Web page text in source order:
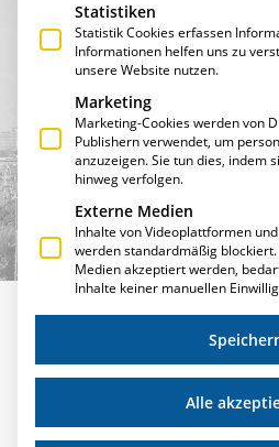
IST
IST
Statistiken
Statistik Cookies erfassen
Informationen helfen uns zu
unsere Website nutzen.
Marketing
Marketing-Cookies werden von
Publishern verwendet, um
anzuzeigen. Sie tun dies, indem
hinweg verfolgen.
Externe Medien
Inhalte von Videoplattformen
werden standardmäßig
Medien akzeptiert werden,
Inhalte keiner manuellen
Alle